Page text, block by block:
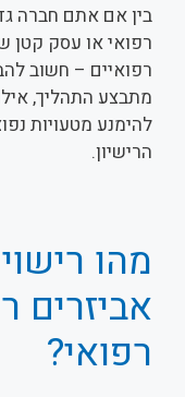
בין אם אתם חברה
רפואי או עסק קטן
רפואיים – חשוב
מתבצע התהליך,
להימנע מטעויות
הרישיון.
מהו
אביזרים
רפואי?